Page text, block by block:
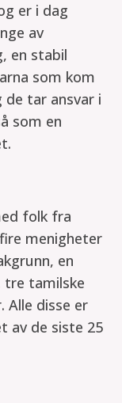
er i dag
av
en stabil
som kom
de tar ansvar i
som en
folk fra
menigheter
en
tre tamilske
Alle disse er
av de siste 25